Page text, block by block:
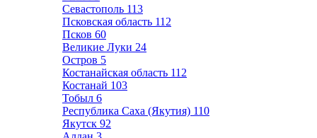
Севастополь 113
Псковская область 112
Псков 60
Великие Луки 24
Остров 5
Костанайская область 112
Костанай 103
Тобыл 6
Республика Саха (Якутия) 110
Якутск 92